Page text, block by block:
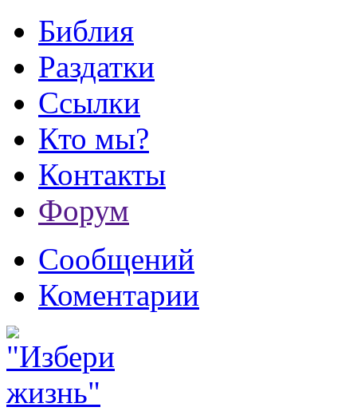
Библия
Раздатки
Ссылки
Кто мы?
Контакты
Форум
Сообщений
Коментарии